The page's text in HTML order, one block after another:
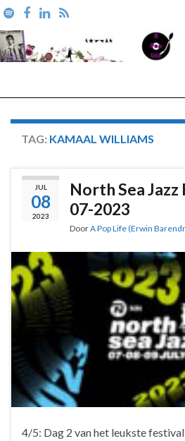
Search for:
TAG: KAMAAL WILLIAMS
JUL
08
2023
North Sea Jazz
07-2023
DoorA Pop Life (Erwin
4/5: Dag 2 van het leukste